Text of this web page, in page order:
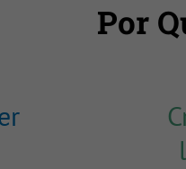
Por